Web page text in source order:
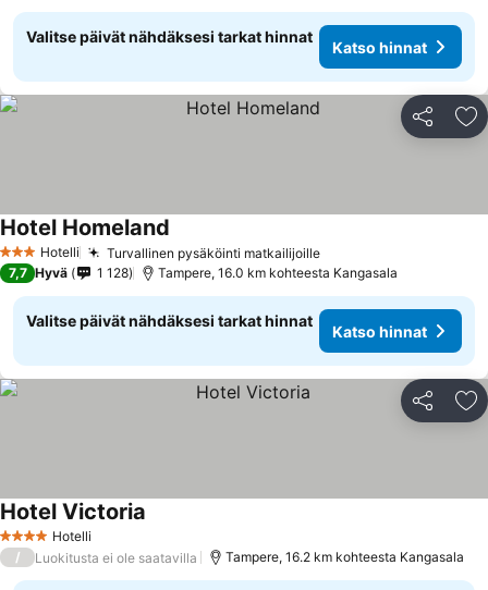
Valitse päivät nähdäksesi tarkat hinnat
Katso hinnat
Jaa
3 Tähtiluokitus
Hotelli Turvallinen pysäköinti matkailijoilleKatso hinnat
Hotel Homeland
7,7 Hyvä 1 128 Tampere, 16.0 km kohteesta Kangasala
Valitse päivät nähdäksesi tarkat hinnat
Katso hinnat
Jaa
4 Tähtiluokitus
Hotelli
Hotel Victoria
/ Luokitusta ei ole saatavilla Tampere, 16.2 km kohteesta Kangasala